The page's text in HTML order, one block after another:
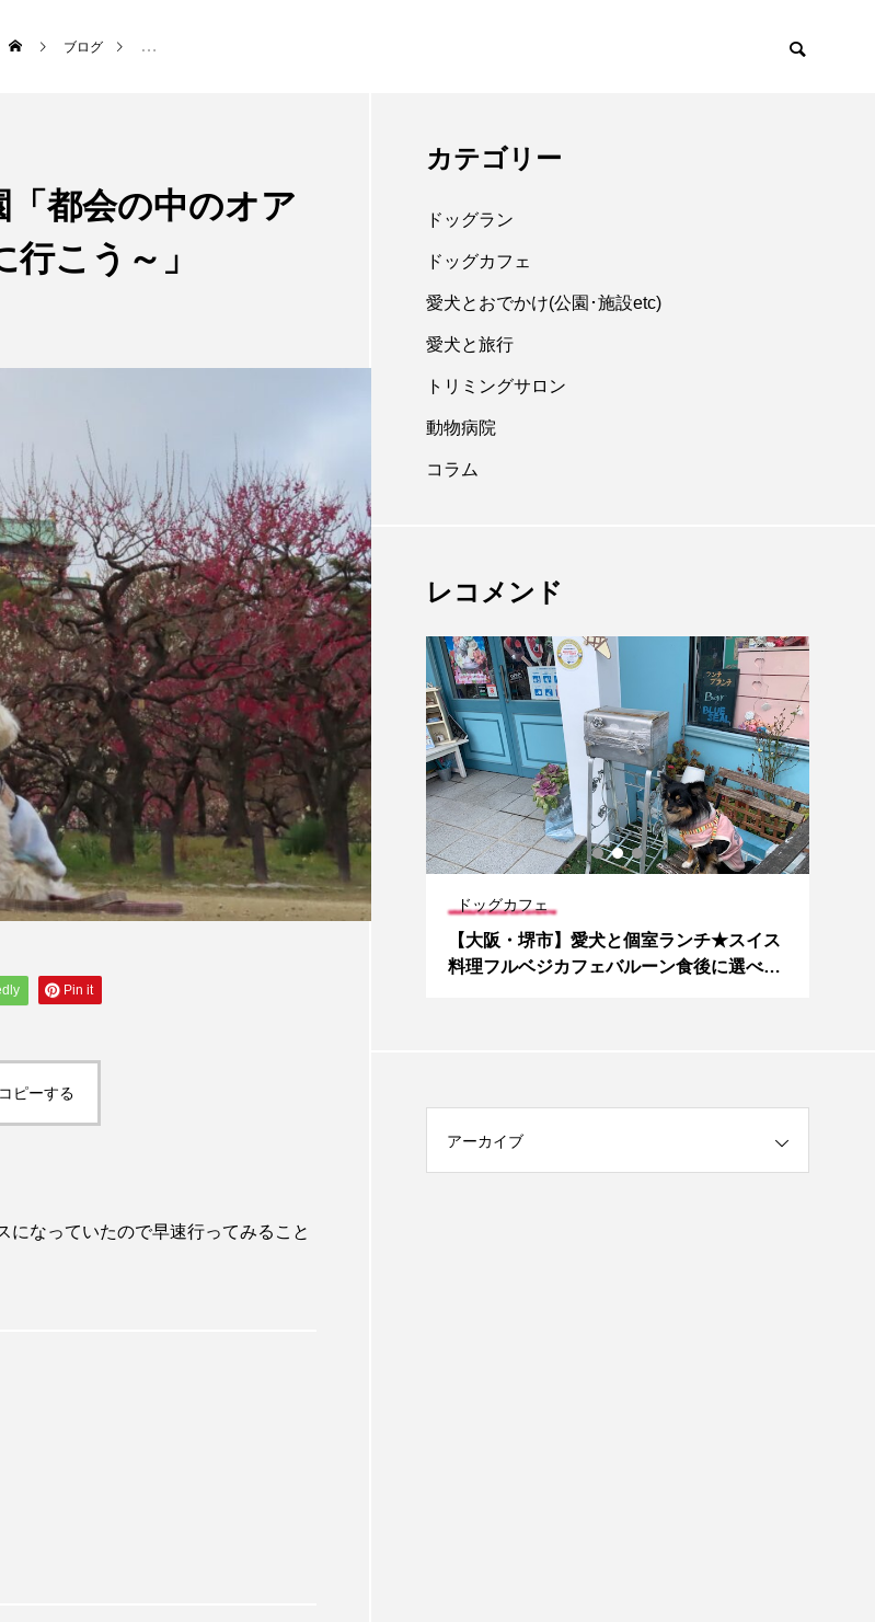
etc)
ブログ 愛犬とおでかけ(公園･施設etc) 【大阪市中央区】大阪城公園「都会の中のオアシスをお散歩～梅の花を見に行こう～」
「都会の中のオア
こう～」
Pin it
ピーする
になっていたので早速行ってみること
カテゴリー
ドッグラン
ドッグカフェ
愛犬とおでかけ(公園･施設etc)
愛犬と旅行
トリミングサロン
動物病院
コラム
レコメンド
動物病院 ドッグカフェ
【大阪・堺市】愛犬と個室ランチ★スイス
料理フルベジカフェバルーン食後に選べる
アーカイブ